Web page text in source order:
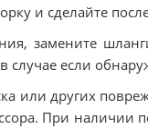
и сделайте
замените
если
или других
При